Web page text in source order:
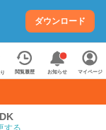
ダウンロード
閲覧履歴 お知らせ マイページ
する